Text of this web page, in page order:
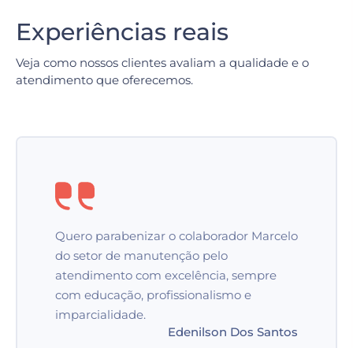
Experiências reais
Veja como nossos clientes avaliam a qualidade e o
atendimento que oferecemos.
Quero parabenizar o colaborador Marcelo
do setor de manutenção pelo
atendimento com excelência, sempre
com educação, profissionalismo e
imparcialidade.
Edenilson Dos Santos